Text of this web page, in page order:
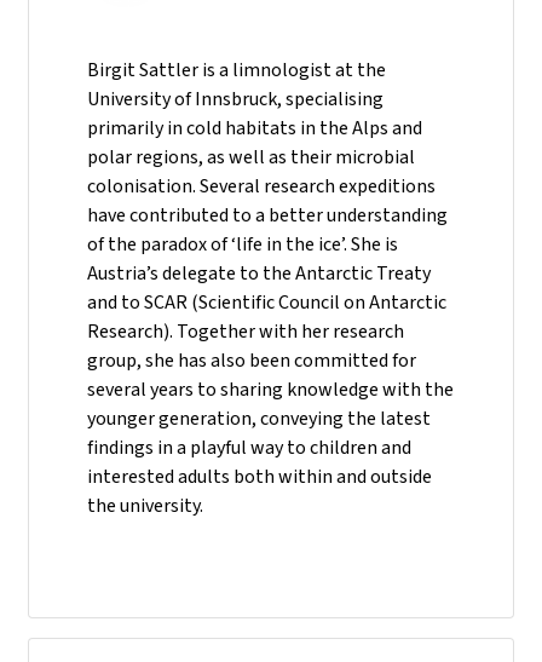
Birgit Sattler is a limnologist at the
University of Innsbruck, specialising
primarily in cold habitats in the Alps and
polar regions, as well as their microbial
colonisation. Several research expeditions
have contributed to a better understanding
of the paradox of ‘life in the ice’. She is
Austria’s delegate to the Antarctic Treaty
and to SCAR (Scientific Council on Antarctic
Research). Together with her research
group, she has also been committed for
several years to sharing knowledge with the
younger generation, conveying the latest
findings in a playful way to children and
interested adults both within and outside
the university.